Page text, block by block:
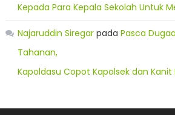
Kepada Para Kepala Sekolah Untuk
Najaruddin Siregarpada Pasca
Tahanan,
Kapoldasu Copot Kapolsek dan